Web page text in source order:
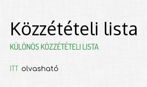
Közzétételi lista
KÜLÖNÖS KÖZZÉTÉTELI LISTA
ITT olvasható